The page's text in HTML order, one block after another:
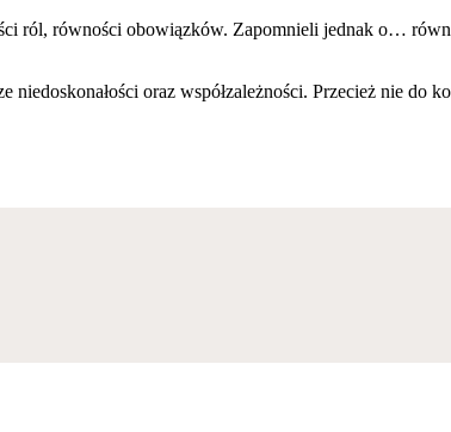
ról, równości obowiązków. Zapomnieli jednak o…
oraz współzależności. Przecież nie do